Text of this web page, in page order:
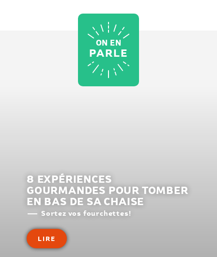
ON EN
PARLE
8 EXPÉRIENCES
GOURMANDES POUR TOMBER
EN BAS DE SA CHAISE
Sortez vos fourchettes!
LIRE